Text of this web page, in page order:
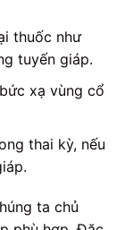
thuốc như
tuyến giáp.
xạ vùng cổ
thai kỳ, nếu
ta chủ